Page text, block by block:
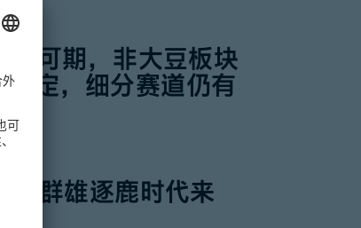
可期，非大豆板块
定，细分赛道仍有
，群雄逐鹿时代来